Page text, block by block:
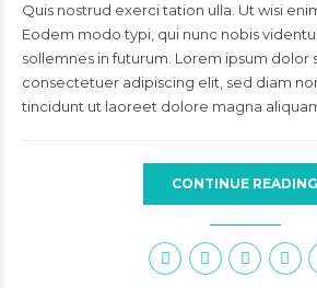
Quis nostrud exerci tation ulla. Ut wisi
Eodem modo typi, qui nunc nobis
sollemnes in futurum. Lorem ipsum dolor
consectetuer adipiscing elit, sed diam
tincidunt ut laoreet dolore magna
CONTINUE READING